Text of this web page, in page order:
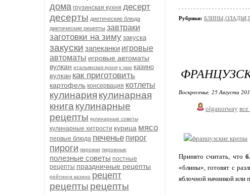
дома грузинская кухня десерт
десерты диетические блюда
диетические рецепты завтраки
заготовки на зиму закуска
закуски запеканки игровые
автоматы игровые автоматы
вулкан итальянская кухня к чаю казино
вулкан как приготовить
картофель консервация котлеты
кулинария кулинарная
книга кулинарные
рецепты кулинарные советы
кулинарные хитрости курица мясо
первые блюда печенье пирог
пироги пирожки пирожные
полезные советы постные
рецепты праздничные рецепты
рейтинги казино рецепт
рецепты рецепты
Рубрики:
Воскресенье, 25 Августа
olganorway
Принято считать, что
«блины», готовят с
яблочной начинкой